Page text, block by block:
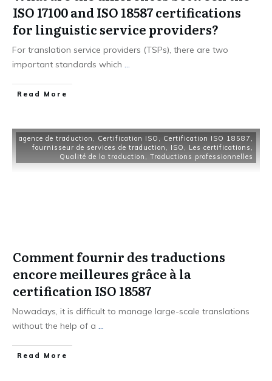
ISO 17100 and ISO 18587 certifications
for linguistic service providers?
For translation service providers (TSPs), there are two
important standards which ...
Read More
agence de traduction , Certification ISO , Certification ISO 18587 ,
fournisseur de services de traduction , ISO , Les certifications ,
Qualité de la traduction , Traductions professionnelles
Comment fournir des traductions
encore meilleures grâce à la
certification ISO 18587
Nowadays, it is difficult to manage large-scale translations
without the help of a ...
Read More